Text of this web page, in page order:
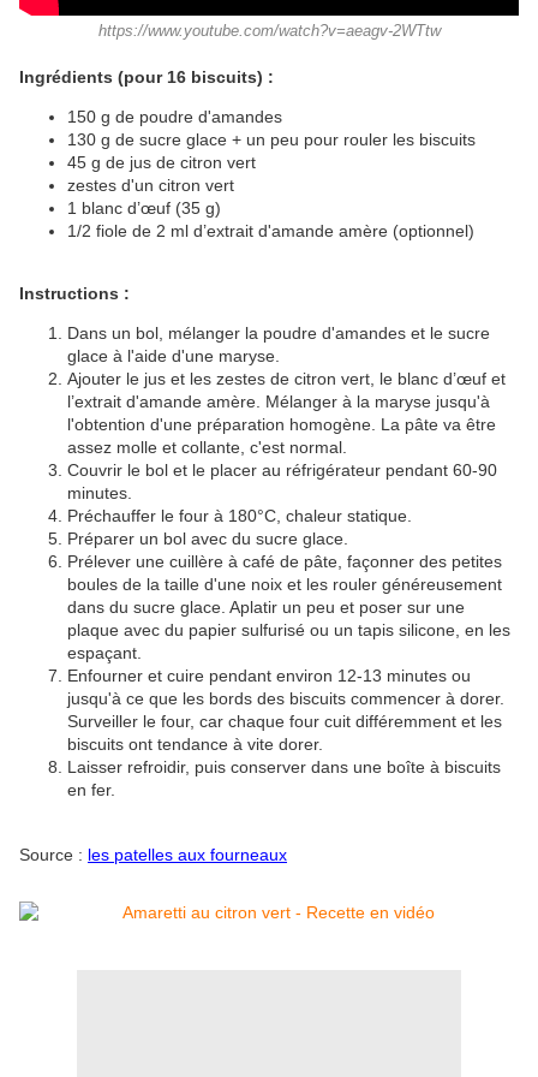
https://www.youtube.com/watch?v=aeagv-2WTtw
Ingrédients (pour 16 biscuits) :
150 g de poudre d'amandes
130 g de sucre glace + un peu pour rouler les biscuits
45 g de jus de citron vert
zestes d'un citron vert
1 blanc d’œuf (35 g)
1/2 fiole de 2 ml d’extrait d'amande amère (optionnel)
Instructions :
Dans un bol, mélanger la poudre d'amandes et le sucre
glace à l'aide d'une maryse.
Ajouter le jus et les zestes de citron vert, le blanc d’œuf et
l’extrait d'amande amère. Mélanger à la maryse jusqu'à
l'obtention d'une préparation homogène. La pâte va être
assez molle et collante, c'est normal.
Couvrir le bol et le placer au réfrigérateur pendant 60-90
minutes.
Préchauffer le four à 180°C, chaleur statique.
Préparer un bol avec du sucre glace.
Prélever une cuillère à café de pâte, façonner des petites
boules de la taille d'une noix et les rouler généreusement
dans du sucre glace. Aplatir un peu et poser sur une
plaque avec du papier sulfurisé ou un tapis silicone, en les
espaçant.
Enfourner et cuire pendant environ 12-13 minutes ou
jusqu'à ce que les bords des biscuits commencer à dorer.
Surveiller le four, car chaque four cuit différemment et les
biscuits ont tendance à vite dorer.
Laisser refroidir, puis conserver dans une boîte à biscuits
en fer.
Source : les patelles aux fourneaux